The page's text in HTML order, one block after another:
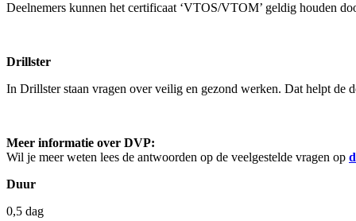
Deelnemers kunnen het certificaat ‘VTOS/VTOM’ geldig houden
Drillster
In Drillster staan vragen over veilig en gezond werken. Dat helpt de
Meer informatie over DVP:
Wil je meer weten lees de antwoorden op de veelgestelde vragen op
Duur
0,5 dag